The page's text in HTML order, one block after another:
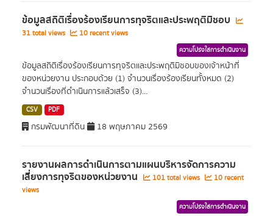
ข้อมูลสถิติเรื่องร้องเรียนการทุจริตและประพฤติมิชอบ
31 total views 10 recent views
ความโปร่งใสการดำเนินงาน
ข้อมูลสถิติเรื่องร้องเรียนการทุจริตและประพฤติมิชอบของเจ้าหน้าที่
ของหน่วยงาน ประกอบด้วย (1) จำนวนเรื่องร้องเรียนทั้งหมด (2)
จำนวนเรื่องที่ดำเนินการแล้วเสร็จ (3)...
CSV PDF
กรมพัฒนาที่ดิน 18 พฤษภาคม 2569
รายงานผลการดำเนินการตามแผนบริหารจัดการความ
เสี่ยงการทุจริตของหน่วยงาน 101 total views
10 recent
views
ความโปร่งใสการดำเนินงาน